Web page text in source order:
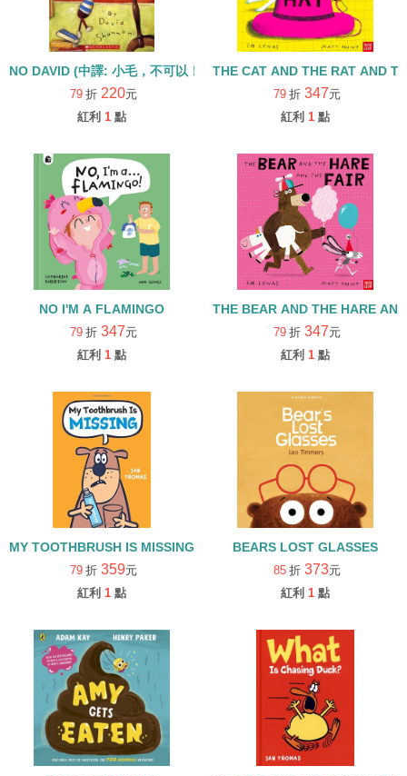
NO DAVID (中譯: 小毛，不可以！)
79 折 220元
紅利 1 點
THE CAT AND THE RAT AND
79 折 347元
紅利 1 點
NO I'M A FLAMINGO
79 折 347元
紅利 1 點
THE BEAR AND
79 折 347元
紅利 1 點
MY TOOTHBRUSH IS MISSING/精裝
79 折 359元
紅利 1 點
BEARS LOST GLASSES
85 折 373元
紅利 1 點